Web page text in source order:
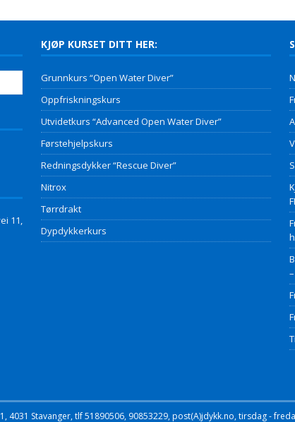
11,
KJØP KURSET DITT HER:
Grunnkurs “Open Water Diver”
Oppfriskningskurs
Utvidetkurs “Advanced Open Water Diver”
Førstehjelpskurs
Redningsdykker “Rescue Diver”
Nitrox
Tørrdrakt
Dypdykkerkurs
4031 Stavanger, tlf 51890506, 90853229, post(A)jdykk.no, tirsdag -